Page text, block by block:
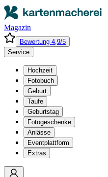
Magazin
Bewertung 4,9/5
Service
Hochzeit
Fotobuch
Geburt
Taufe
Geburtstag
Fotogeschenke
Anlässe
Eventplattform
Extras